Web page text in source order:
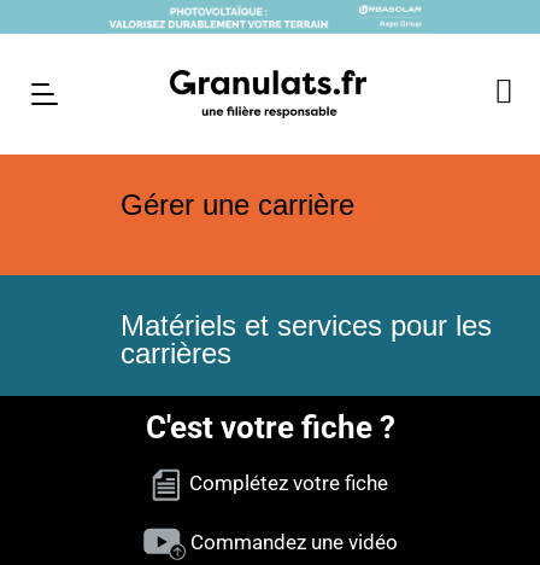
Gérer une carrière
Matériels et services pour les
carrières
C'est votre fiche ?
Complétez votre fiche
Commandez une vidéo